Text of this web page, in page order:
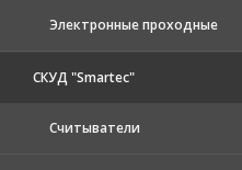
Электронные проходные
СКУД "Smartec"
Считыватели